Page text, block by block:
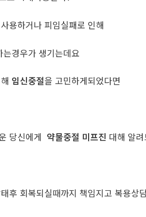
용하거나 피임실패로 인해
경우가 생기는데요
임신중절을 고민하게되었다면
당신에게 약물중절 미프진 대해 알
후 회복되실때까지 책임지고 복용상